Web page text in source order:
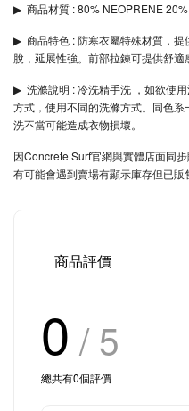
▶︎ 商品材質 : 80% NEOPRENE
▶︎ 商品特色 : 防寒衣屬特殊材質，
脫，延展性強。前部拉鍊可提供舒適
▶︎ 洗滌說明 : 冷洗精手洗 ，如欲使
方式，使用不同的洗滌方式。同色
洗不當可能造成衣物損壞。
因Concrete Surf官網與實體店面同
有可能會遇到賣場有顯示庫存但已販
商品評價
0 / 5
總共有0個評價